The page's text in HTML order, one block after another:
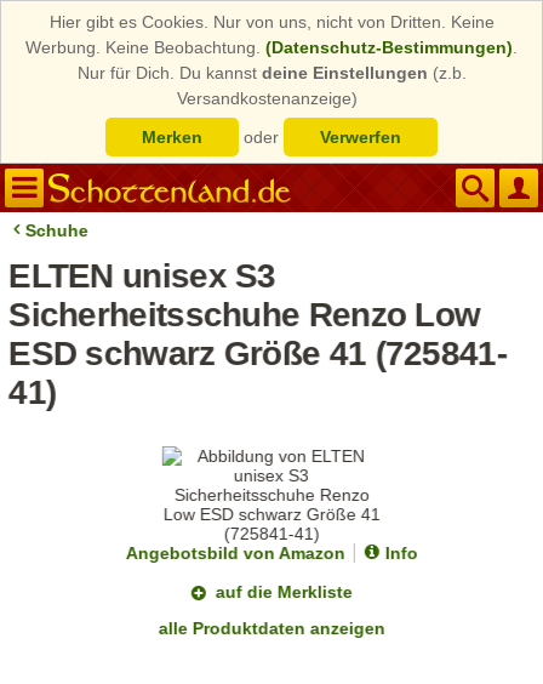
Hier gibt es Cookies. Nur von uns, nicht von Dritten. Keine
Werbung. Keine Beobachtung. (Datenschutz-Bestimmungen)
Nur für Dich. Du kannst deine Einstellungen (z.b.
Versandkostenanzeige)
Merken
oder Verwerfen
Schuhe
ELTEN unisex S3
Sicherheitsschuhe Renzo Low
ESD schwarz Größe 41 (725841-
41)
Angebotsbild von Amazon
Info
auf die Merkliste
alle Produktdaten anzeigen